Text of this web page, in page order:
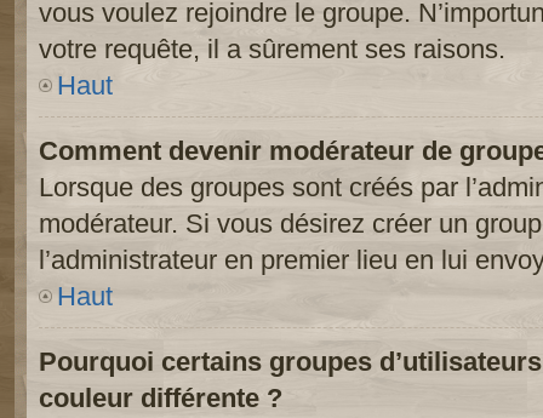
vous voulez rejoindre le groupe.
votre requête, il a sûrement ses raisons.
Haut
Comment devenir modérateur de
Lorsque des groupes sont créés par
modérateur. Si vous désirez créer un
l’administrateur en premier lieu en lui
Haut
Pourquoi certains groupes
couleur différente ?